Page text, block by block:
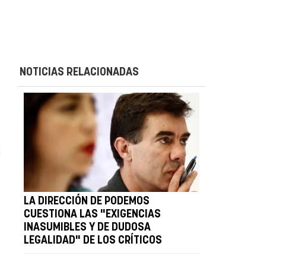
NOTICIAS RELACIONADAS
LA DIRECCIÓN DE PODEMOS
CUESTIONA LAS "EXIGENCIAS
INASUMIBLES Y DE DUDOSA
LEGALIDAD" DE LOS CRÍTICOS